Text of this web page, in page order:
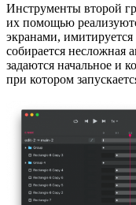
Инструменты второй
их помощью
экранами,
собирается
задаются начальное и
при котором